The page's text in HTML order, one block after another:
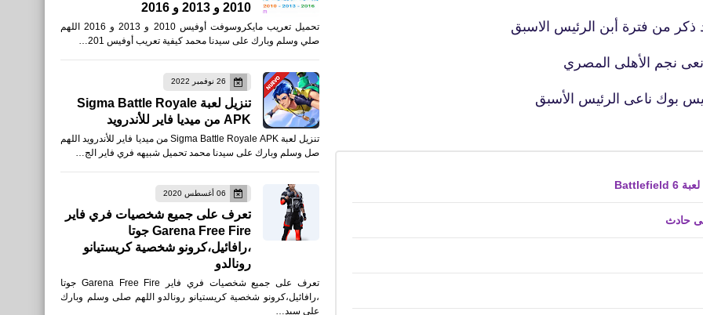
من فترة أبن الرئيس الاسبق
نجم الأهلى المصري
بوك ناعى الرئيس الأسبق
فى حادث
2010 و 2013 و 2016
تحميل تعريب مايكروسوفت أوفيس 2010 و 2013 و 2016 اللهم
صلي وسلم وبارك على سيدنا محمد كيفية تعريب أوفيس 201…
26 نوفمبر 2022
تنزيل لعبة Sigma Battle Royale
APK من ميديا فاير للأندرويد
تنزيل لعبة Sigma Battle Royale APK من ميديا فاير للأندرويد اللهم
صل وسلم وبارك على سيدنا محمد تحميل شبيهه فري فاير الج…
06 أغسطس 2020
تعرف على جميع شخصيات فري فاير
Garena Free Fire جوتا
،رافائيل،كرونو شخصية كريستيانو
رونالدو
تعرف على جميع شخصيات فري فاير Garena Free Fire جوتا
،رافائيل،كرونو شخصية كريستيانو رونالدو اللهم صلى وسلم وبارك
على سيد…
نتائج مباريات الجولة التاسعة
من الدوري الإسباني
2019/2020
علاج رائحة الفم الكريهه
fovtech